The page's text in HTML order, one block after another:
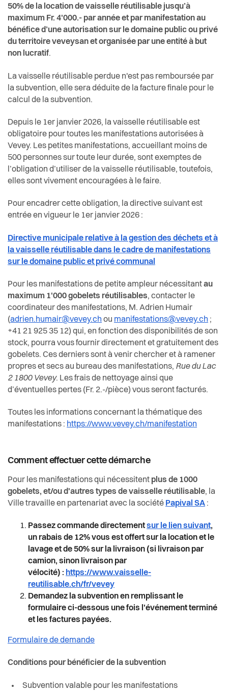
50% de la location de vaisselle réutilisable jusqu’à
maximum Fr. 4'000.- par année et par manifestation au
bénéfice d’une autorisation sur le domaine public ou privé
du territoire veveysan et organisée par une entité à but
non lucratif.
La vaisselle réutilisable perdue n'est pas remboursée par
la subvention, elle sera déduite de la facture finale pour le
calcul de la subvention.
Depuis le 1er janvier 2026, la vaisselle réutilisable est
obligatoire pour toutes les manifestations autorisées à
Vevey. Les petites manifestations, accueillant moins de
500 personnes sur toute leur durée, sont exemptes de
l’obligation d’utiliser de la vaisselle réutilisable, toutefois,
elles sont vivement encouragées à le faire.
Pour encadrer cette obligation, la directive suivant est
entrée en vigueur le 1er janvier 2026 :
Directive municipale relative à la gestion des déchets et à
la vaisselle réutilisable dans le cadre de manifestations
sur le domaine public et privé communal
Pour les manifestations de petite ampleur nécessitantau
maximum 1'000 gobelets réutilisables, contacter le
coordinateur des manifestations, M. Adrien Humair
(adrien.humair@vevey.ch ou manifestations@vevey.ch ;
+41 21 925 35 12) qui, en fonction des disponibilités de son
stock, pourra vous fournir directement et gratuitement des
gobelets. Ces derniers sont à venir chercher et à ramener
propres et secs au bureau des manifestations, Rue du Lac
2 1800 Vevey. Les frais de nettoyage ainsi que
d’éventuelles pertes (Fr. 2.-/pièce) vous seront facturés.
Toutes les informations concernant la thématique des
manifestations : https://www.vevey.ch/manifestation
Comment effectuer cette démarche
Pour les manifestations qui nécessitent plus de 1000
gobelets, et/ou d'autres types de vaisselle réutilisable, la
Ville travaille en partenariat avec la société Papival SA :
Passez commande directementsur le lien suivant,
un rabais de 12% vous est offert sur la location et le
lavage et de 50% sur la livraison (si livraison par
camion, sinon livraison par
vélocité) : https://www.vaisselle-
reutilisable.ch/fr/vevey
Demandez la subvention en remplissant le
formulaire ci-dessous une fois l'événement terminé
et les factures payées.
Formulaire de demande
Conditions pour bénéficier de la subvention
Subvention valable pour les manifestations